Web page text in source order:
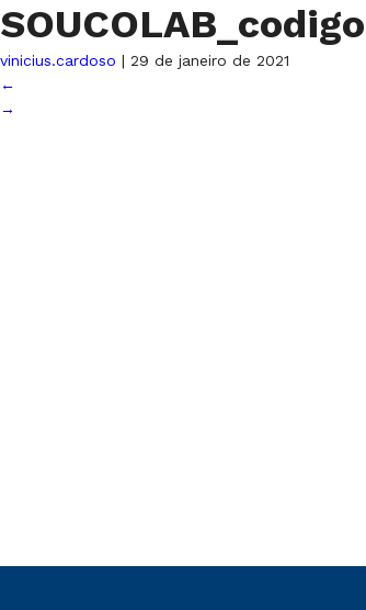
SOUCOLAB_codigo
vinicius.cardoso | 29 de janeiro de 2021
←
→